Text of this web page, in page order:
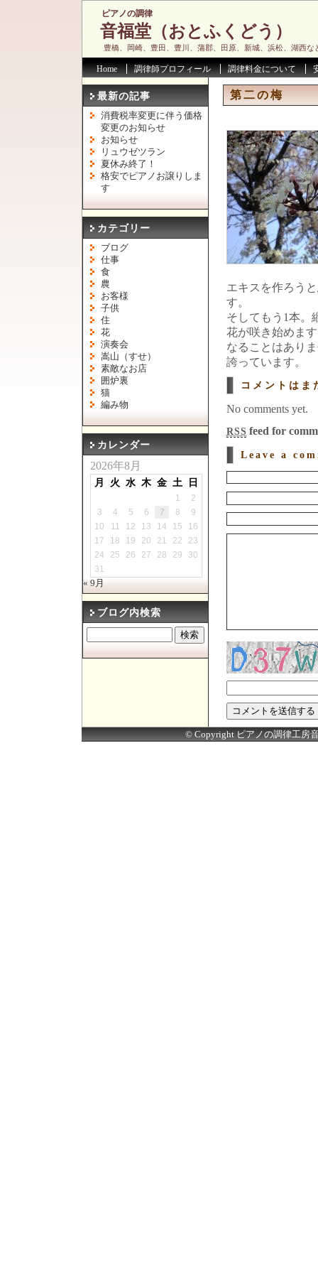
ピアノの調律
音福堂（おとふくどう）
豊橋、岡崎、豊田、豊川、蒲郡、田原、新城、浜松、湖西
Home 調律師プロフィール 調律料金について
第二の梅
エキスを作ろう
す。
そしてもう1本。
花が咲き始めま
なることはあり
誇っています。
コメントは
No comments yet.
RSS feed for
Leave a
最新の記事
消費税率変更に伴う価格
変更のお知らせ
お知らせ
リュウゼツラン
夏休み終了！
格安でピアノお譲りしま
す
カテゴリー
ブログ
仕事
食
農
お客様
子供
住
花
演奏会
嵩山（すせ）
素敵なお店
囲炉裏
猫
編み物
カレンダー
2026年8月
月 火 水 木 金 土 日
1
2
3
4 5 6 7 8
9
10
11 12 13 14 15
16
17
18 19 20 21 22
23
24
25 26 27 28 29
30
31
« 9月
ブログ内検索
© Copyright ピアノの調律工房